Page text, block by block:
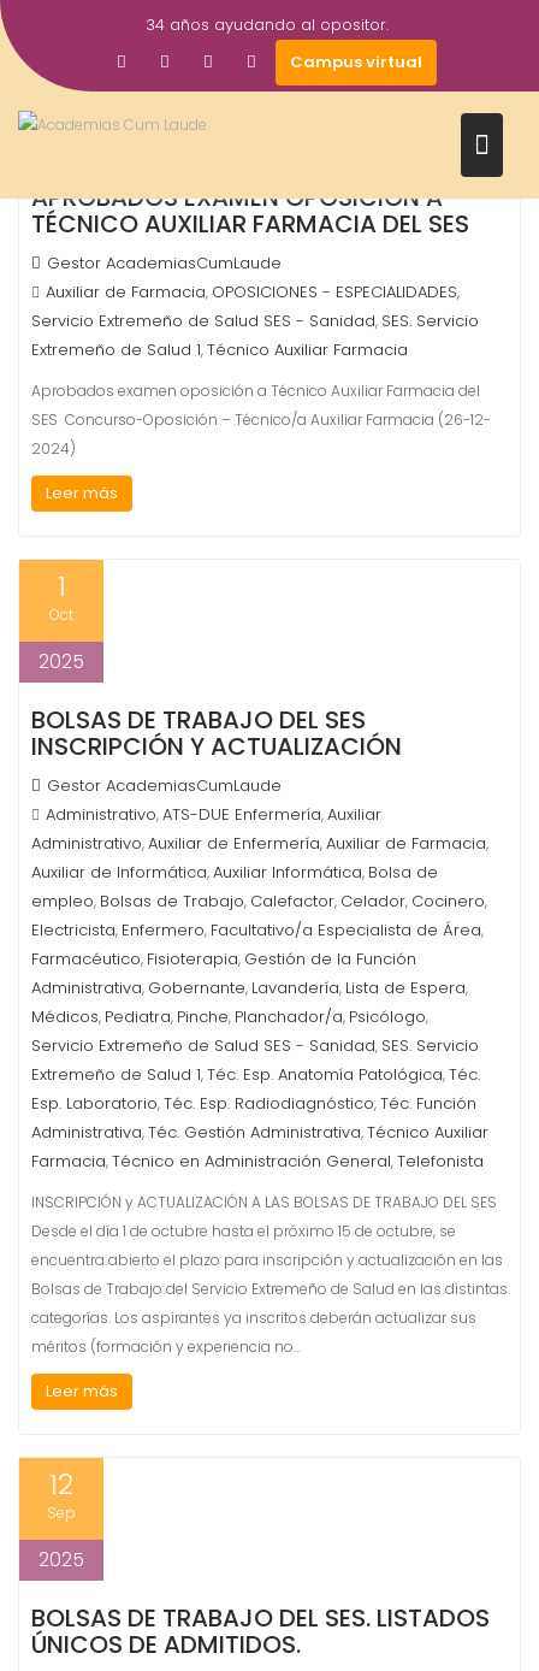
Saltar
al
contenido
34 años ayudando al opositor.
Campus virtual
Mar
2026
APROBADOS EXAMEN OPOSICIÓN A
TÉCNICO AUXILIAR FARMACIA DEL SES
Gestor AcademiasCumLaude
Auxiliar de Farmacia, OPOSICIONES - ESPECIALIDADES,
Servicio Extremeño de Salud SES - Sanidad, SES. Servicio
Extremeño de Salud 1,Técnico Auxiliar Farmacia
Aprobados examen oposición a Técnico Auxiliar Farmacia del
SES Concurso-Oposición – Técnico/a Auxiliar Farmacia (26-12-
2024)
Leer más
1
Oct
2025
BOLSAS DE TRABAJO DEL SES
INSCRIPCIÓN Y ACTUALIZACIÓN
Gestor AcademiasCumLaude
Administrativo,ATS-DUE Enfermería,Auxiliar
Administrativo,Auxiliar de Enfermería,Auxiliar de Farmacia,
Auxiliar de Informática,Auxiliar Informática, Bolsa de
empleo, Bolsas de Trabajo, Calefactor, Celador, Cocinero,
Electricista, Enfermero, Facultativo/a Especialista de Área,
Farmacéutico, Fisioterapia, Gestión de la Función
Administrativa, Gobernante, Lavandería, Lista de Espera,
Médicos, Pediatra, Pinche, Planchador/a, Psicólogo,
Servicio Extremeño de Salud SES - Sanidad, SES. Servicio
Extremeño de Salud 1,Téc. Esp. Anatomía Patológica,Téc.
Esp. Laboratorio,Téc. Esp. Radiodiagnóstico,Téc. Función
Administrativa,Téc. Gestión Administrativa,Técnico Auxiliar
Farmacia,Técnico en Administración General,Telefonista
INSCRIPCIÓN y ACTUALIZACIÓN A LAS BOLSAS DE TRABAJO DEL SES
Desde el día 1 de octubre hasta el próximo 15 de octubre, se
encuentra abierto el plazo para inscripción y actualización en las
Bolsas de Trabajo del Servicio Extremeño de Salud en las distintas
categorías. Los aspirantes ya inscritos deberán actualizar sus
méritos (formación y experiencia no…
Leer más
12
Sep
2025
BOLSAS DE TRABAJO DEL SES. LISTADOS
ÚNICOS DE ADMITIDOS.